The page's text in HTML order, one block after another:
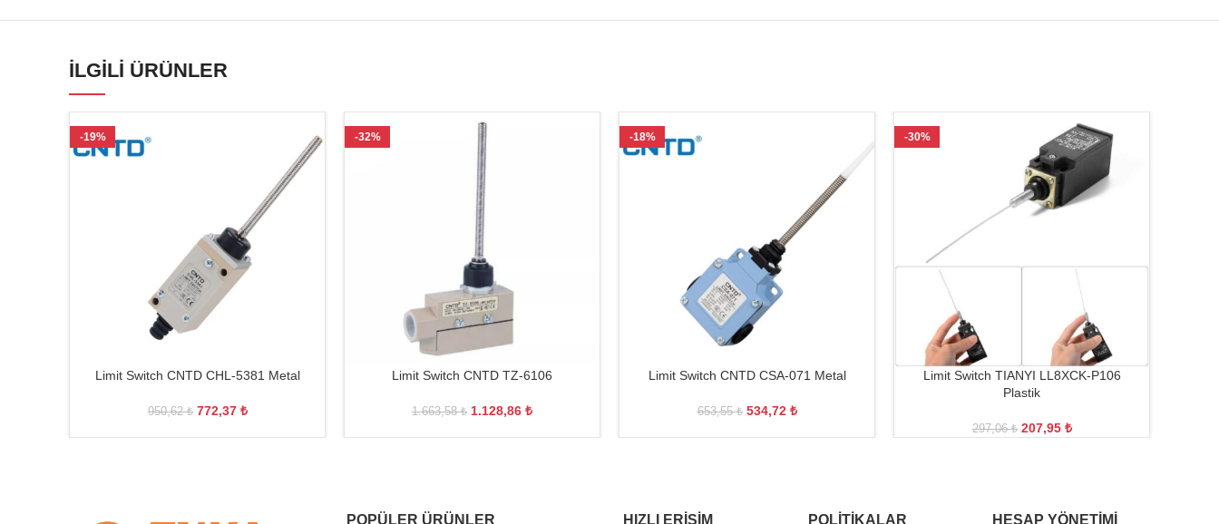
İLGILI ÜRÜNLER
-19%
Limit Switch CNTD CHL-5381 Metal
950,62₺ 772,37 ₺
-32%
Limit Switch CNTD TZ-6106
1.663,58₺ 1.128,86 ₺
-18%
Limit Switch CNTD CSA-071 Metal
653,55₺ 534,72 ₺
-30%
Limit Switch TIANYI LL8XCK-P106
Plastik
297,06₺ 207,95 ₺
POPÜLER ÜRÜNLER HIZLI ERIŞIM POLITIKALAR HESAP YÖNETIMI